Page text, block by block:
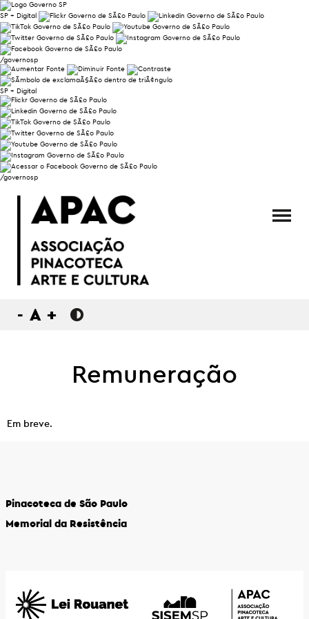
SP + Digital
/governosp
SP + Digital
/governosp
- A +
Remuneração
Em breve.
Pinacoteca de São Paulo
Memorial da Resistência